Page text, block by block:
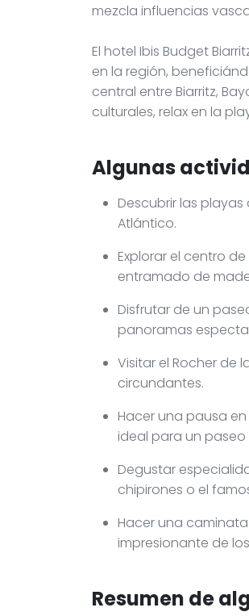
mezcla influencias
El hotel Ibis Budget
en la región,
central entre Biarritz,
culturales, relax en la
Algunas
Descubrir las
Atlántico.
Explorar el centro
entramado de
Disfrutar de un
panoramas
Visitar el Rocher de
circundantes.
Hacer una pausa
ideal para un
Degustar
chipirones o el
Hacer una
impresionante de
Resumen de